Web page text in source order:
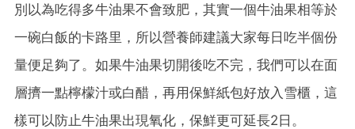
別以為吃得多牛油果不會致肥，其實一個牛油果相等於
一碗白飯的卡路里，所以營養師建議大家每日吃半個份
量便足夠了。如果牛油果切開後吃不完，我們可以在面
層擠一點檸檬汁或白醋，再用保鮮紙包好放入雪櫃，這
樣可以防止牛油果出現氧化，保鮮更可延長2日。